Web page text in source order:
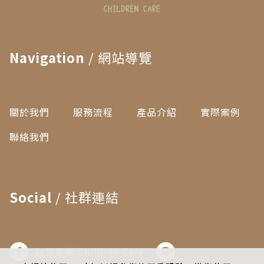
Navigation / 網站導覽
關於我們 服務流程 產品介紹
實際案例
聯絡我們
Social / 社群連結
台灣星樂 Children Care